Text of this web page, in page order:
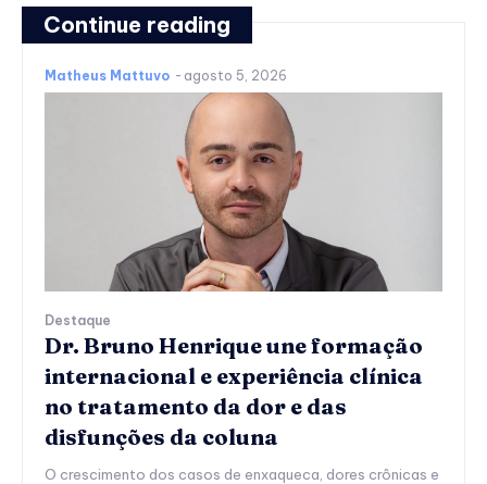
Continue reading
Matheus Mattuvo - agosto 5, 2026
Destaque
Dr. Bruno Henrique une formação
internacional e experiência clínica
no tratamento da dor e das
disfunções da coluna
O crescimento dos casos de enxaqueca, dores crônicas e